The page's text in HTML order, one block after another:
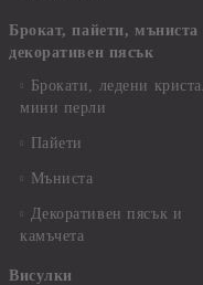
Брокат, пайети, мъниста
декоративен пясък
Брокати, ледени
мини перли
Пайети
Мъниста
Декоративен пясък и
камъчета
Висулки